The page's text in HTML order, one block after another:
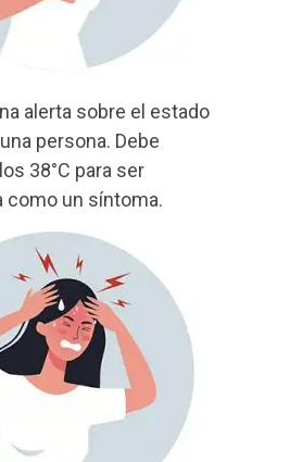
alerta sobre el estado
persona. Debe
38°C para ser
como un síntoma.